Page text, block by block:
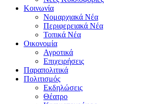
Κοινωνία
Νομαρχιακά Νέα
Περιφερειακά Νέα
Τοπικά Νέα
Οικονομία
Αγροτικά
Επιχειρήσεις
Παραπολιτικά
Πολιτισμός
Εκδηλώσεις
Θέατρο